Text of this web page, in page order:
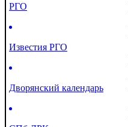
РГО
Известия РГО
Дворянский календарь